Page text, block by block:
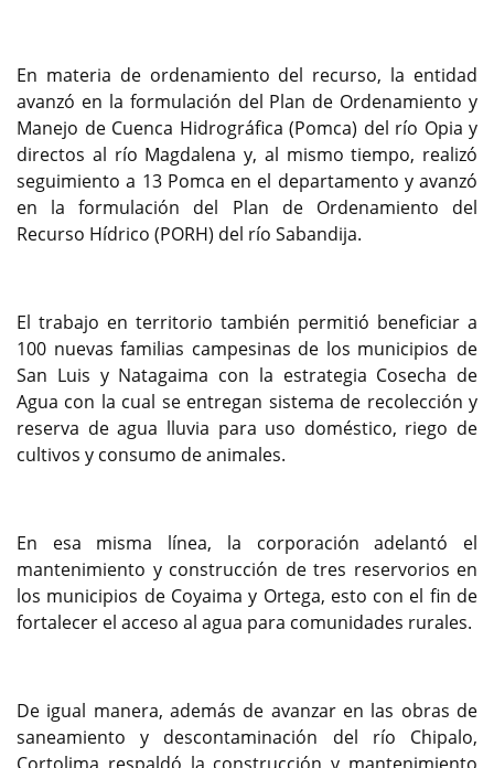
En materia de ordenamiento del recurso, la entidad
avanzó en la formulación del Plan de Ordenamiento y
Manejo de Cuenca Hidrográfica (Pomca) del río Opia y
directos al río Magdalena y, al mismo tiempo, realizó
seguimiento a 13 Pomca en el departamento y avanzó
en la formulación del Plan de Ordenamiento del
Recurso Hídrico (PORH) del río Sabandija.
El trabajo en territorio también permitió beneficiar a
100 nuevas familias campesinas de los municipios de
San Luis y Natagaima con la estrategia Cosecha de
Agua con la cual se entregan sistema de recolección y
reserva de agua lluvia para uso doméstico, riego de
cultivos y consumo de animales.
En esa misma línea, la corporación adelantó el
mantenimiento y construcción de tres reservorios en
los municipios de Coyaima y Ortega, esto con el fin de
fortalecer el acceso al agua para comunidades rurales.
De igual manera, además de avanzar en las obras de
saneamiento y descontaminación del río Chipalo,